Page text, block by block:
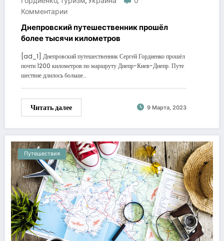
Комментарии
Днепровский путешественник прошёл
более тысячи километров
[ad_1] Днепровский путешественник Сергей Гордиенко прошёл
почти 1200 километров по маршруту Днепр-Киев-Днепр. Путе
шествие длилось больше…
Читать далее 9 Марта, 2023
Путешествия